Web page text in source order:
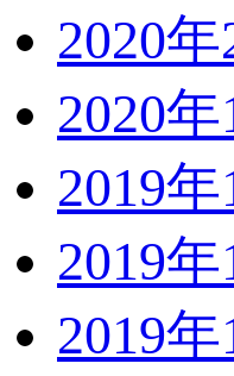
2020年
2020年
2019年
2019年
2019年